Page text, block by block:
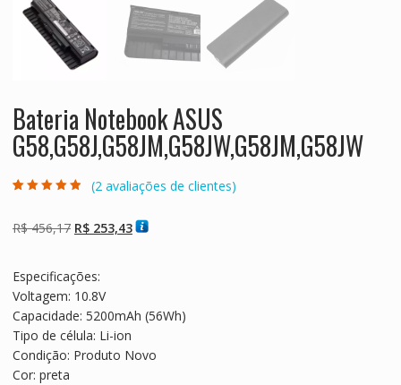
Bateria Notebook ASUS
G58,G58J,G58JM,G58JW,G58JM,G58JW
com baseado
em
(2avaliações de clientes)
R$456,17 O
era:
R$ 456,17.
R$253,43O
Especificações:
Voltagem: 10.8V
Capacidade: 5200mAh (56Wh)
Tipo de célula: Li-ion
Condição: Produto Novo
Cor: preta